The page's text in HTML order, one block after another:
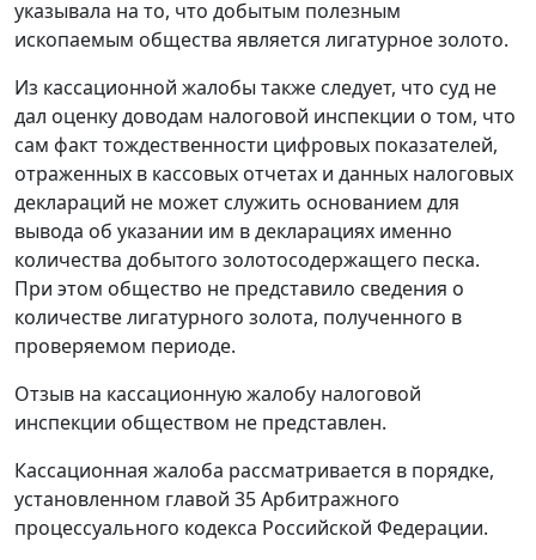
указывала на то, что добытым полезным
ископаемым общества является лигатурное золото.
Из кассационной жалобы также следует, что суд не
дал оценку доводам налоговой инспекции о том, что
сам факт тождественности цифровых показателей,
отраженных в кассовых отчетах и данных налоговых
деклараций не может служить основанием для
вывода об указании им в декларациях именно
количества добытого золотосодержащего песка.
При этом общество не представило сведения о
количестве лигатурного золота, полученного в
проверяемом периоде.
Отзыв на кассационную жалобу налоговой
инспекции обществом не представлен.
Кассационная жалоба рассматривается в порядке,
установленном главой 35Арбитражного
процессуального кодекса Российской Федерации.